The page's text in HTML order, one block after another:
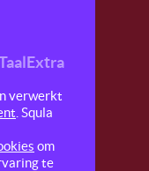
verwerkt
. Squla
om
te